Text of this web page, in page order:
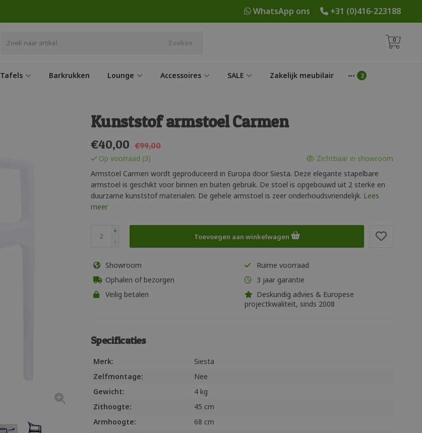
+31 (0)416-223188
WhatsApp ons
Zoeken 0
Tafels Barkrukken Lounge Accessoires SALE Zakelijk meubilair
Kunststof armstoel Carmen
€40,00 €99,00
Op voorraad (3)
Zichtbaar in showroom
Armstoel Carmen wordt geproduceerd in Europa door Siesta. Deze elegante stapelbare
armstoel is geschikt voor binnen en buiten gebruik. De stoel is opgebouwd uit 2 sterke en
duurzame kunststof materialen. De gehele armstoel is zeer onderhoudsvriendelijk. Lees
meer
+
-
Toevoegen aan winkelwagen
Showroom
Ruime voorraad
Ophalen of bezorgen
3 jaar garantie
Veilig betalen
Deskundig advies & Europese
projectkwaliteit, sinds 2008
Specificaties
Merk:
Siesta
Zelfmontage:
Nee
Gewicht:
4 kg
Zithoogte:
45 cm
Armhoogte:
68 cm